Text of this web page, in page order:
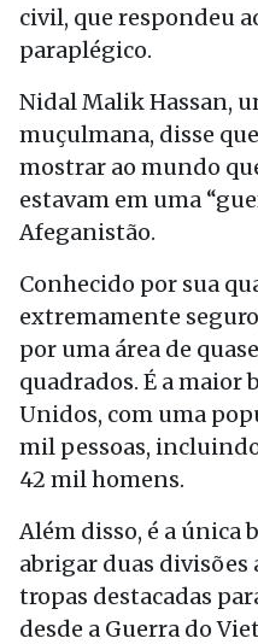
civil, que respondeu
paraplégico.
Nidal Malik Hassan,
muçulmana, disse
mostrar ao mundo
estavam em uma
Afeganistão.
Conhecido por sua
extremamente
por uma área de
quadrados. É a maior
Unidos, com uma
mil pessoas,
42 mil homens.
Além disso, é a única
abrigar duas divisões
tropas destacadas
desde a Guerra do